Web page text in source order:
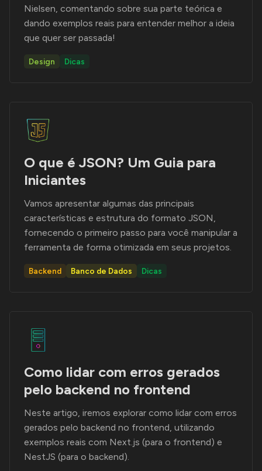
Nielsen, comentando sobre sua parte teórica e
dando exemplos reais para entender melhor a ideia
que quer ser passada!
Design Dicas
O que é JSON? Um Guia para
Iniciantes
Vamos apresentar algumas das principais
características e estrutura do formato JSON,
fornecendo o primeiro passo para você manipular a
ferramenta de forma otimizada em seus projetos.
Backend Banco de Dados Dicas
Como lidar com erros gerados
pelo backend no frontend
Neste artigo, iremos explorar como lidar com erros
gerados pelo backend no frontend, utilizando
exemplos reais com Next.js (para o frontend) e
NestJS (para o backend).